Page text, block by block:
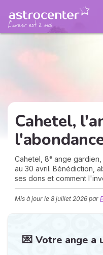
Cahetel,
l'
Cahetel, 8ᵉ ange
au 30 avril. Bénédiction,
ses dons et comment
Mis à jour le 8 juillet 2026 par
💌 Votre ange a